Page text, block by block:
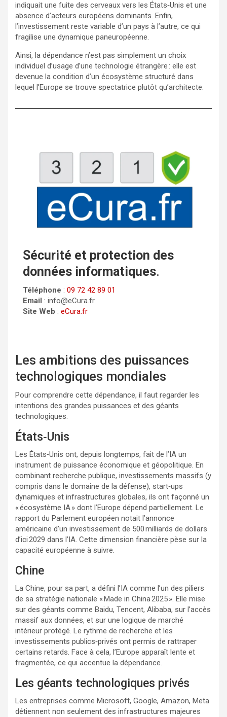
indiquait une fuite des cerveaux vers les États‑Unis et une
absence d’acteurs européens dominants. Enfin,
l’investissement reste variable d’un pays à l’autre, ce qui
fragilise une dynamique paneuropéenne.
Ainsi, la dépendance n’est pas simplement un choix
individuel d’usage d’une technologie étrangère : elle est
devenue la condition d’un écosystème structuré dans
lequel l’Europe se trouve spectatrice plutôt qu’architecte.
Sécurité et protection des
données informatiques.
Téléphone : 09 72 42 89 01
Email : info@eCura.fr
Site Web : eCura.fr
Les ambitions des puissances
technologiques mondiales
Pour comprendre cette dépendance, il faut regarder les
intentions des grandes puissances et des géants
technologiques.
États‑Unis
Les États‑Unis ont, depuis longtemps, fait de l’IA un
instrument de puissance économique et géopolitique. En
combinant recherche publique, investissements massifs (y
compris dans le domaine de la défense), start‑ups
dynamiques et infrastructures globales, ils ont façonné un
« écosystème IA » dont l’Europe dépend partiellement. Le
rapport du Parlement européen notait l’annonce
américaine d’un investissement de 500 milliards de dollars
d’ici 2029 dans l’IA. Cette dimension financière pèse sur la
capacité européenne à suivre.
Chine
La Chine, pour sa part, a défini l’IA comme l’un des piliers
de sa stratégie nationale « Made in China 2025 ». Elle mise
sur des géants comme Baidu, Tencent, Alibaba, sur l’accès
massif aux données, et sur une logique de marché
intérieur protégé. Le rythme de recherche et les
investissements publics‑privés ont permis de rattraper
certains retards. Face à cela, l’Europe apparaît lente et
fragmentée, ce qui accentue la dépendance.
Les géants technologiques privés
Les entreprises comme Microsoft, Google, Amazon, Meta
détiennent non seulement des infrastructures majeures